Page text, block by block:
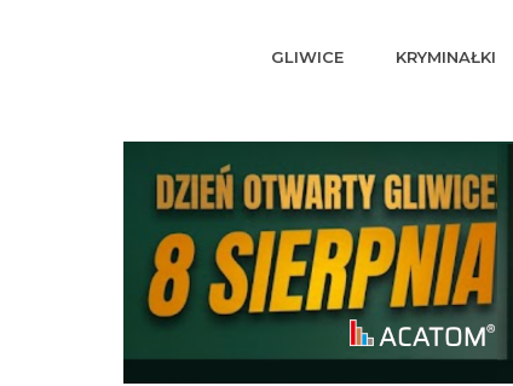
GLIWICE KRYMINAŁKI